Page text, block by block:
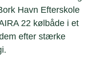
Havn Efterskole
22 kølbåde i et
efter stærke